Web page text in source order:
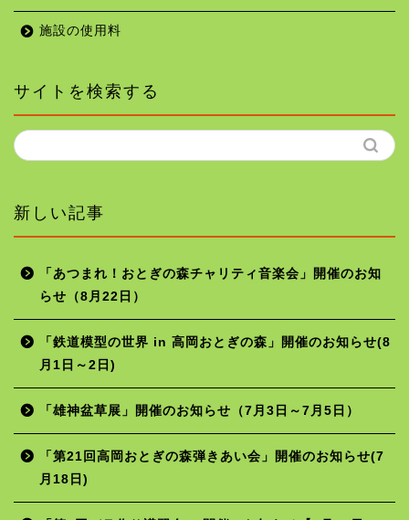
施設の使用料
サイトを検索する
新しい記事
「あつまれ！おとぎの森チャリティ音楽会」開催のお知
らせ（8月22日）
「鉄道模型の世界 in 高岡おとぎの森」開催のお知らせ(8
月1日～2日)
「雄神盆草展」開催のお知らせ（7月3日～7月5日）
「第21回高岡おとぎの森弾きあい会」開催のお知らせ(7
月18日)
ホーム
年間行事予定
施設の使用料